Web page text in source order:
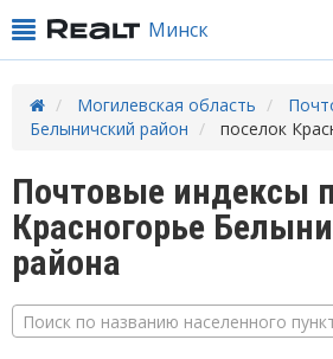
Минск
Могилевская область
Белыничский район
поселок
Почтовые индексы
Красногорье
района
Поиск по названию населенного